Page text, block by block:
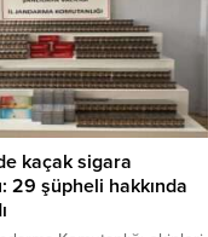
– Şanlıurfa Valiliği İl Basın
Müdürlüğü’nden yapılan
İl Jandarma Komutanlığı
Suçlarla...
kaçak sigara
29 şüpheli hakkında